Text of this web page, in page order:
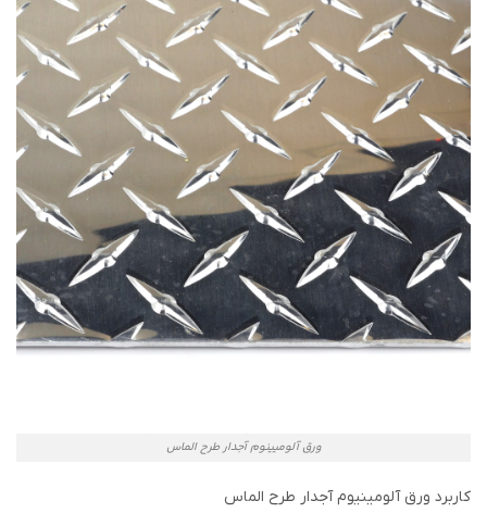
ورق آلومیینوم آجدار طرح الماس
کاربرد ورق آلومینیوم آجدار طرح الماس